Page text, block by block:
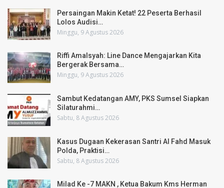
Persaingan Makin Ketat! 22 Peserta Berhasil
Lolos Audisi…
Minggu, 9 Agustus 2026
Riffi Amalsyah: Line Dance Mengajarkan Kita
Bergerak Bersama…
Minggu, 9 Agustus 2026
Sambut Kedatangan AMY, PKS Sumsel Siapkan
Silaturahmi…
Sabtu, 8 Agustus 2026
Kasus Dugaan Kekerasan Santri Al Fahd Masuk
Polda, Praktisi…
Sabtu, 8 Agustus 2026
Milad Ke -7 MAKN , Ketua Bakum Kms Herman